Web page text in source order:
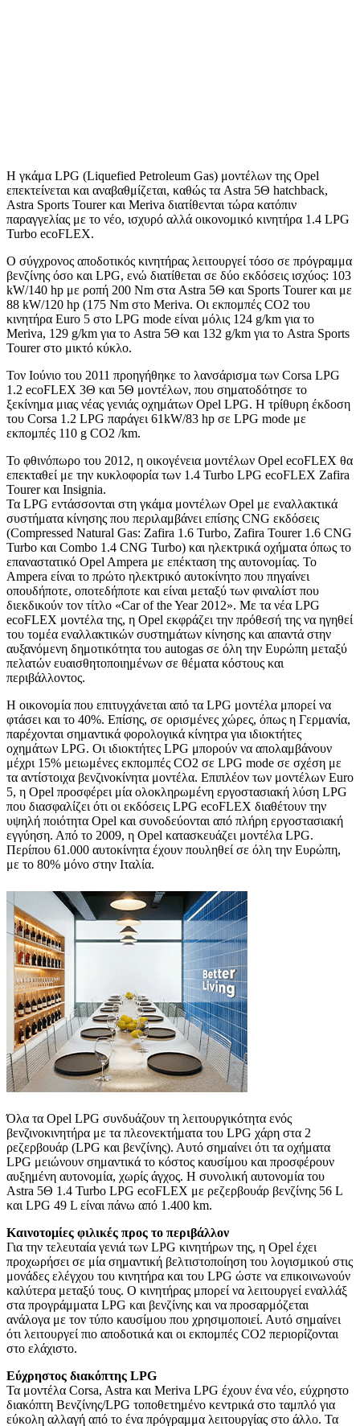
Η γκάμα LPG (Liquefied Petroleum Gas) μοντέλων της Opel
επεκτείνεται και αναβαθμίζεται, καθώς τα Astra 5Θ hatchback,
Astra Sports Tourer και Meriva διατίθενται τώρα κατόπιν
παραγγελίας με το νέο, ισχυρό αλλά οικονομικό κινητήρα 1.4 LPG
Turbo ecoFLEX.
Ο σύγχρονος αποδοτικός κινητήρας λειτουργεί τόσο σε πρόγραμμα
βενζίνης όσο και LPG, ενώ διατίθεται σε δύο εκδόσεις ισχύος: 103
kW/140 hp με ροπή 200 Nm στα Astra 5Θ και Sports Tourer και με
88 kW/120 hp (175 Nm στο Meriva. Οι εκπομπές CO2 του
κινητήρα Euro 5 στο LPG mode είναι μόλις 124 g/km για το
Meriva, 129 g/km για το Astra 5Θ και 132 g/km για το Astra Sports
Tourer στο μικτό κύκλο.
Τον Ιούνιο του 2011 προηγήθηκε το λανσάρισμα των Corsa LPG
1.2 ecoFLEX 3Θ και 5Θ μοντέλων, που σηματοδότησε το
ξεκίνημα μιας νέας γενιάς οχημάτων Opel LPG. Η τρίθυρη έκδοση
του Corsa 1.2 LPG παράγει 61kW/83 hp σε LPG mode με
εκπομπές 110 g CO2 /km.
Το φθινόπωρο του 2012, η οικογένεια μοντέλων Opel ecoFLEX θα
επεκταθεί με την κυκλοφορία των 1.4 Turbo LPG ecoFLEX Zafira
Tourer και Insignia.
Τα LPG εντάσσονται στη γκάμα μοντέλων Opel με εναλλακτικά
συστήματα κίνησης που περιλαμβάνει επίσης CNG εκδόσεις
(Compressed Natural Gas: Zafira 1.6 Turbo, Zafira Tourer 1.6 CNG
Turbo και Combo 1.4 CNG Turbo) και ηλεκτρικά οχήματα όπως το
επαναστατικό Opel Ampera με επέκταση της αυτονομίας. Το
Ampera είναι το πρώτο ηλεκτρικό αυτοκίνητο που πηγαίνει
οπουδήποτε, οποτεδήποτε και είναι μεταξύ των φιναλίστ που
διεκδικούν τον τίτλο «Car of the Year 2012». Με τα νέα LPG
ecoFLEX μοντέλα της, η Opel εκφράζει την πρόθεσή της να ηγηθεί
του τομέα εναλλακτικών συστημάτων κίνησης και απαντά στην
αυξανόμενη δημοτικότητα του autogas σε όλη την Ευρώπη μεταξύ
πελατών ευαισθητοποιημένων σε θέματα κόστους και
περιβάλλοντος.
Η οικονομία που επιτυγχάνεται από τα LPG μοντέλα μπορεί να
φτάσει και το 40%. Επίσης, σε ορισμένες χώρες, όπως η Γερμανία,
παρέχονται σημαντικά φορολογικά κίνητρα για ιδιοκτήτες
οχημάτων LPG. Οι ιδιοκτήτες LPG μπορούν να απολαμβάνουν
μέχρι 15% μειωμένες εκπομπές CO2 σε LPG mode σε σχέση με
τα αντίστοιχα βενζινοκίνητα μοντέλα. Επιπλέον των μοντέλων Euro
5, η Opel προσφέρει μία ολοκληρωμένη εργοστασιακή λύση LPG
που διασφαλίζει ότι οι εκδόσεις LPG ecoFLEX διαθέτουν την
υψηλή ποιότητα Opel και συνοδεύονται από πλήρη εργοστασιακή
εγγύηση. Από το 2009, η Opel κατασκευάζει μοντέλα LPG.
Περίπου 61.000 αυτοκίνητα έχουν πουληθεί σε όλη την Ευρώπη,
με το 80% μόνο στην Ιταλία.
Όλα τα Opel LPG συνδυάζουν τη λειτουργικότητα ενός
βενζινοκινητήρα με τα πλεονεκτήματα του LPG χάρη στα 2
ρεζερβουάρ (LPG και βενζίνης). Αυτό σημαίνει ότι τα οχήματα
LPG μειώνουν σημαντικά το κόστος καυσίμου και προσφέρουν
αυξημένη αυτονομία, χωρίς άγχος. Η συνολική αυτονομία του
Astra 5Θ 1.4 Turbo LPG ecoFLEX με ρεζερβουάρ βενζίνης 56 L
και LPG 49 L είναι πάνω από 1.400 km.
Καινοτομίες φιλικές προς το περιβάλλον
Για την τελευταία γενιά των LPG κινητήρων της, η Opel έχει
προχωρήσει σε μία σημαντική βελτιστοποίηση του λογισμικού στις
μονάδες ελέγχου του κινητήρα και του LPG ώστε να επικοινωνούν
καλύτερα μεταξύ τους. Ο κινητήρας μπορεί να λειτουργεί εναλλάξ
στα προγράμματα LPG και βενζίνης και να προσαρμόζεται
ανάλογα με τον τύπο καυσίμου που χρησιμοποιεί. Αυτό σημαίνει
ότι λειτουργεί πιο αποδοτικά και οι εκπομπές CO2 περιορίζονται
στο ελάχιστο.
Εύχρηστος διακόπτης LPG
Τα μοντέλα Corsa, Astra και Meriva LPG έχουν ένα νέο, εύχρηστο
διακόπτη Βενζίνης/LPG τοποθετημένο κεντρικά στο ταμπλό για
εύκολη αλλαγή από το ένα πρόγραμμα λειτουργίας στο άλλο. Τα